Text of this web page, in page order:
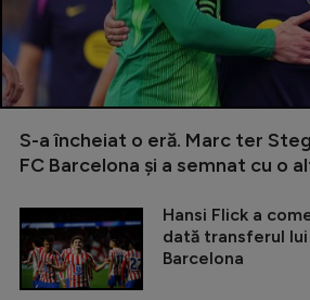
S-a încheiat o eră. Marc ter
FC Barcelona și a semnat cu o
Hansi Flick a
dată transferul
Barcelona